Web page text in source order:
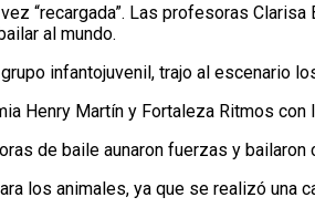
“recargada”. Las profesoras
al mundo.
infantojuvenil, trajo al escenario
Henry Martín y Fortaleza Ritmos
de baile aunaron fuerzas y bailaron
los animales, ya que se realizó una